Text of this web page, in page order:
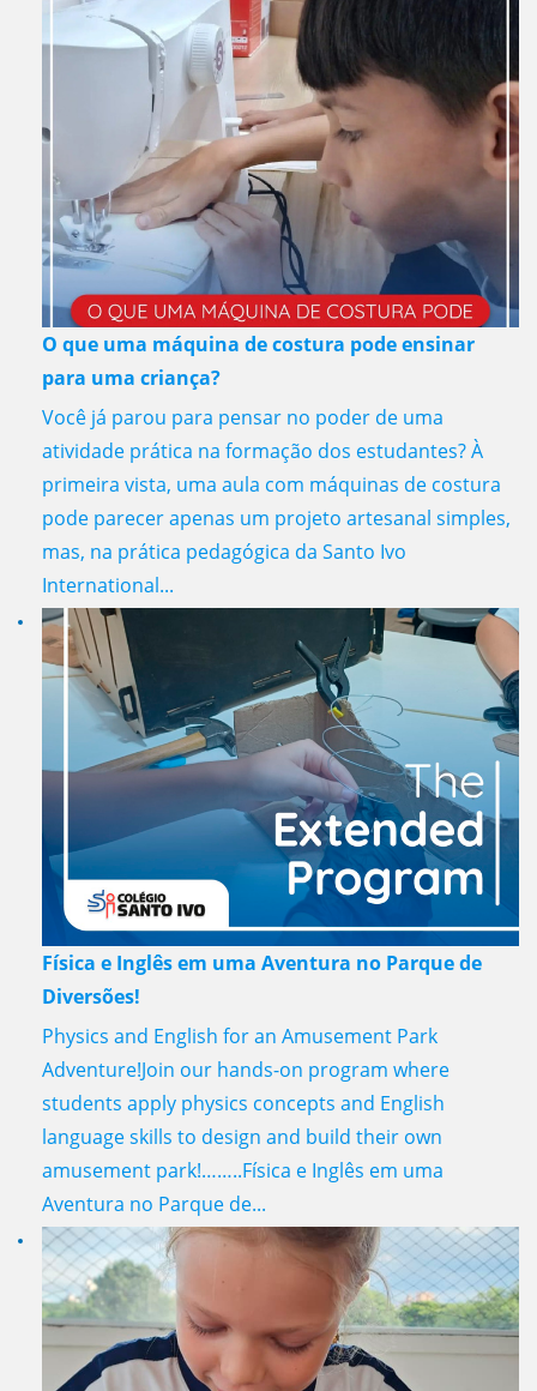
O que uma máquina de costura pode ensinar
para uma criança?
Você já parou para pensar no poder de uma
atividade prática na formação dos estudantes? À
primeira vista, uma aula com máquinas de costura
pode parecer apenas um projeto artesanal simples,
mas, na prática pedagógica da Santo Ivo
International...
Física e Inglês em uma Aventura no Parque de
Diversões!
Physics and English for an Amusement Park
Adventure!Join our hands-on program where
students apply physics concepts and English
language skills to design and build their own
amusement park!……..Física e Inglês em uma
Aventura no Parque de...